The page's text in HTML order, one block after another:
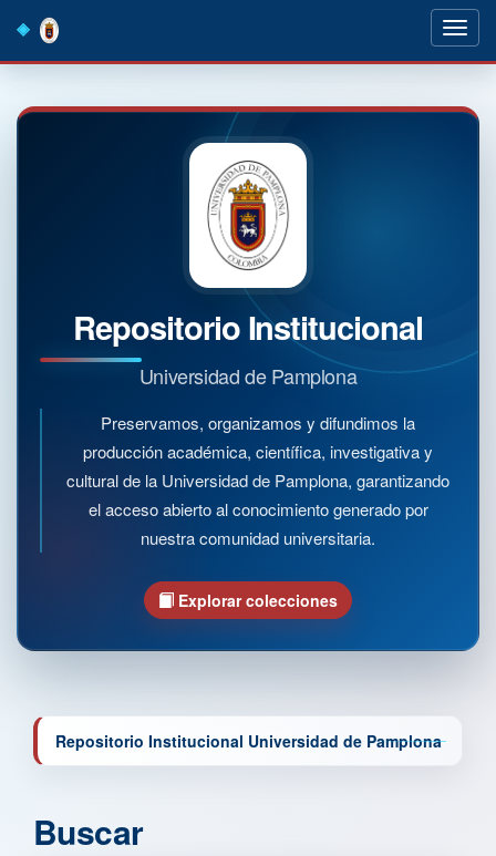
navigation
Repositorio Institucional
Universidad de Pamplona
Preservamos, organizamos y difundimos la
producción académica, científica, investigativa y
cultural de la Universidad de Pamplona, garantizando
el acceso abierto al conocimiento generado por
nuestra comunidad universitaria.
Explorar colecciones
Repositorio Institucional Universidad de Pamplona
Buscar